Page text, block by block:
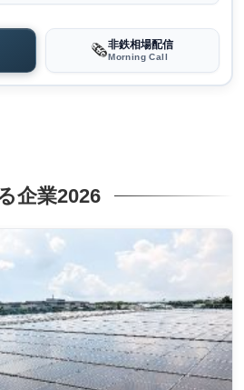
🗞️非鉄相場配信
Morning Call
企業2026